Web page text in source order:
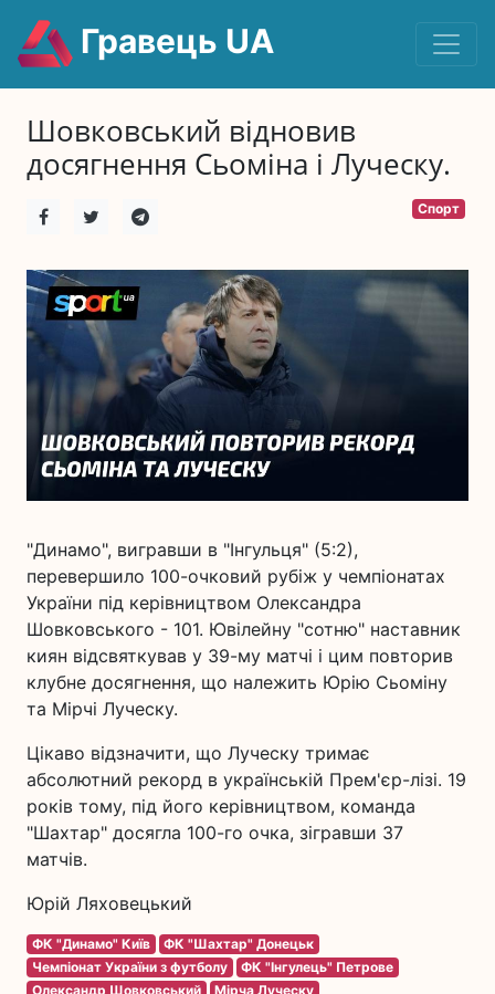
Гравець UA
Шовковський відновив
досягнення Сьоміна і Луческу.
Спорт
"Динамо", вигравши в "Інгульця" (5:2),
перевершило 100-очковий рубіж у чемпіонатах
України під керівництвом Олександра
Шовковського - 101. Ювілейну "сотню" наставник
киян відсвяткував у 39-му матчі і цим повторив
клубне досягнення, що належить Юрію Сьоміну
та Мірчі Луческу.
Цікаво відзначити, що Луческу тримає
абсолютний рекорд в українській Прем'єр-лізі. 19
років тому, під його керівництвом, команда
"Шахтар" досягла 100-го очка, зігравши 37
матчів.
Юрій Ляховецький
ФК "Динамо" Київ
ФК "Шахтар" Донецьк
Чемпіонат України з футболу
ФК "Інгулець" Петрове
Олександр Шовковський
Мірча Луческу